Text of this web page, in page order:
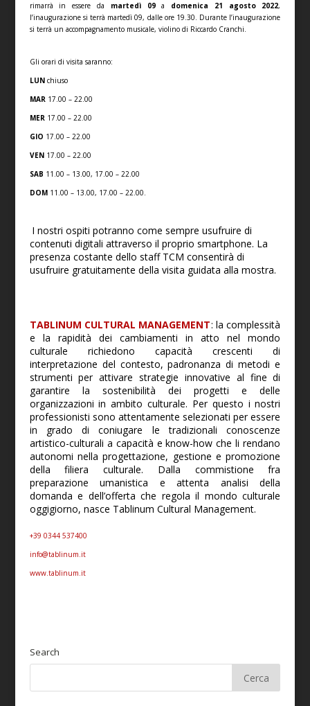
rimarrà in essere da martedì 09a domenica 21 agosto 2022,
l’inaugurazione si terrà martedì 09, dalle ore 19.30. Durante l’inaugurazione
si terrà un accompagnamento musicale, violino di Riccardo Cranchi.
Gli orari di visita saranno:
LUN chiuso
MAR 17.00 – 22.00
MER 17.00 – 22.00
GIO 17.00 – 22.00
VEN 17.00 – 22.00
SAB 11.00 – 13.00, 17.00 – 22.00
DOM 11.00 – 13.00, 17.00 – 22.00.
I nostri ospiti potranno come sempre usufruire di
contenuti digitali attraverso il proprio smartphone. La
presenza costante dello staff TCM consentirà di
usufruire gratuitamente della visita guidata alla mostra.
TABLINUM CULTURAL MANAGEMENT: la complessità
e la rapidità dei cambiamenti in atto nel mondo
culturale richiedono capacità crescenti di
interpretazione del contesto, padronanza di metodi e
strumenti per attivare strategie innovative al fine di
garantire la sostenibilità dei progetti e delle
organizzazioni in ambito culturale. Per questo i nostri
professionisti sono attentamente selezionati per essere
in grado di coniugare le tradizionali conoscenze
artistico-culturali a capacità e know-how che li rendano
autonomi nella progettazione, gestione e promozione
della filiera culturale. Dalla commistione fra
preparazione umanistica e attenta analisi della
domanda e dell’offerta che regola il mondo culturale
oggigiorno, nasce Tablinum Cultural Management.
+39 0344 537400
info@tablinum.it
www.tablinum.it
Search